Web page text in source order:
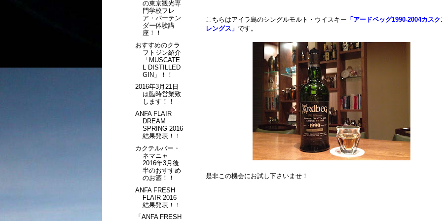
こちらはアイラ島のシングルモルト・ウイスキー 「アードベッグ1990-2004カス
レングス」 です。
是非この機会にお試し下さいませ！
の東京観光専
門学校フレ
ア・バーテン
ダー体験講
座！！
おすすめのクラ
フトジン紹介
「MUSCATE
L DISTILLED
GIN」！！
2016年3月21日
は臨時営業致
します！！
ANFA FLAIR
DREAM
SPRING 2016
結果発表！！
カクテルバー・
ネマニャ
2016年3月後
半のおすすめ
のお酒！！
ANFA FRESH
FLAIR 2016
結果発表！！
「ANFA FRESH